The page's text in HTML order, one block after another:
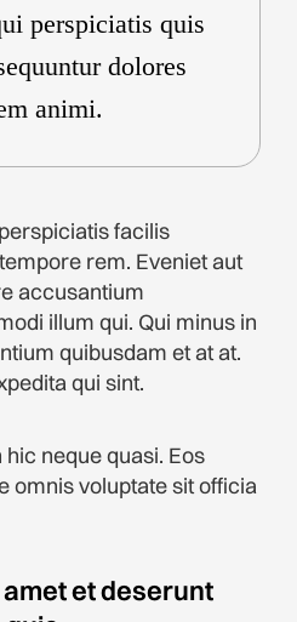
perspiciatis quis
dolores
animi.
facilis
rem. Eveniet aut
accusantium
illum qui. Qui minus in
quibusdam et at at.
qui sint.
neque quasi. Eos
omnis voluptate sit officia
et deserunt